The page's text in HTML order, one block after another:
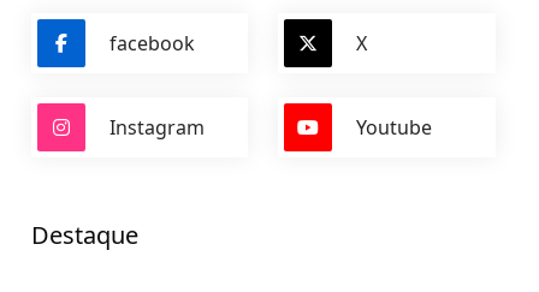
facebook X
Instagram Youtube
Destaque